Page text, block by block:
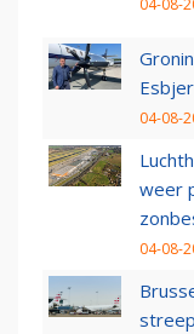
04-08-
04-08-
weer
04-08-